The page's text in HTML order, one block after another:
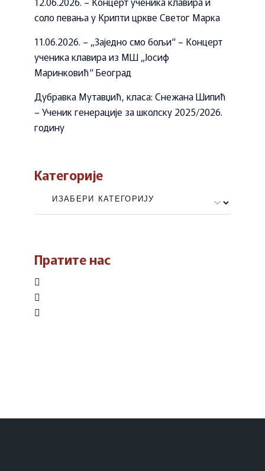
соло певања у Крипти цркве Светог Марка
11.06.2026. – „Заједно смо бољи“ – Концерт
ученика клавира из МШ „Јосиф
Маринковић“ Београд
Дубравка Мутавџић, класа: Снежана Шипић
– Ученик генерације за школску 2025/2026.
годину
Категорије
Категорије
Пратите нас